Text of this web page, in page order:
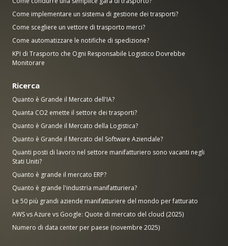
Come implementare un sistema di gestione dei trasporti?
Come scegliere un vettore di trasporto merci?
Come automatizzare le notifiche di spedizione?
KPI di Trasporto che Ogni Responsabile Logistico Dovrebbe
Monitorare
Ricerca
Quanto è Grande il Mercato dell'IA?
Quanta CO2 emette il settore dei trasporti?
Quanto è Grande il Mercato della Logistica?
Quanto è Grande il Mercato del Software Aziendale?
Quanti posti di lavoro nel settore manifatturiero sono vacanti negli
Stati Uniti?
Quanto è grande il mercato ERP?
Quanto è grande l'industria manifatturiera?
Le 50 più grandi aziende manifatturiere del mondo per fatturato
AWS vs Azure vs Google: Quote di mercato del cloud (2025)
Numero di data center per paese (novembre 2025)